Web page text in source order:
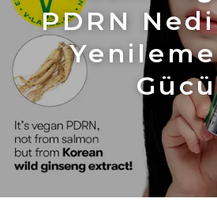
PDRN
Gücü